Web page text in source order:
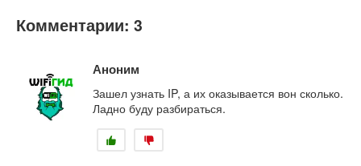
Комментарии: 3
Аноним
Зашел узнать IP, а их оказывается вон сколько.
Ладно буду разбираться.